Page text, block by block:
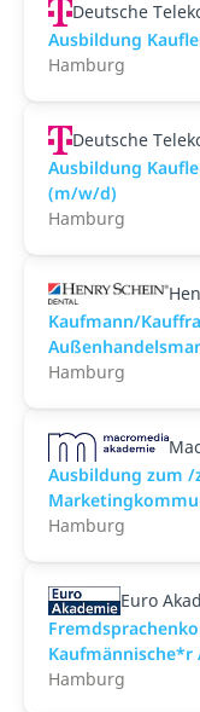
Deutsche
Ausbildung
Hamburg
Deutsche
Ausbildung
(m/w/d)
Hamburg
Kaufmann/
Hamburg
Ausbildung zum
Hamburg
Euro
Kaufmännische*r
Hamburg